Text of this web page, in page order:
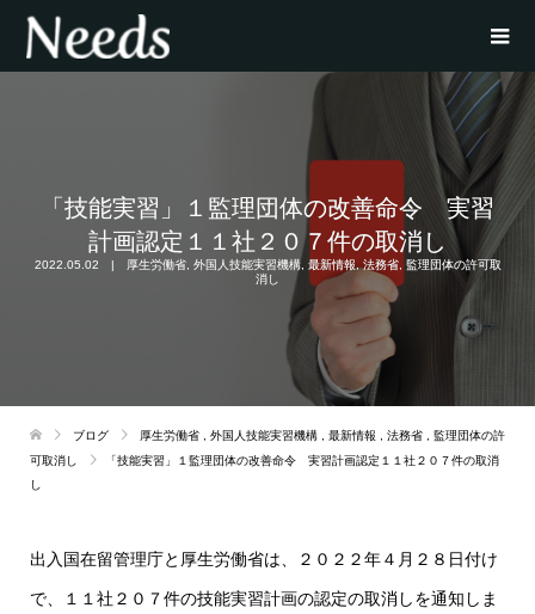
「技能実習」１監理団体の改善命令 実習
計画認定１１社２０７件の取消し
2022.05.02 厚生労働省, 外国人技能実習機構, 最新情報 法務省, 監理団体の許可取
消し
ブログ 厚生労働省 外国人技能実習機構 最新情報 法務省
監理団体の許
可取消し
「技能実習」１監理団体の改善命令 実習計画認定１１社２０７件の取消
し
出入国在留管理庁と厚生労働省は、２０２２年４月２８日付け
で、１１社２０７件の技能実習計画の認定の取消しを通知しま